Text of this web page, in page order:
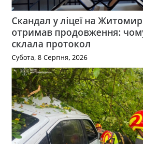
Скандал у ліцеї на
отримав продовження:
склала протокол
Субота, 8 Серпня, 2026